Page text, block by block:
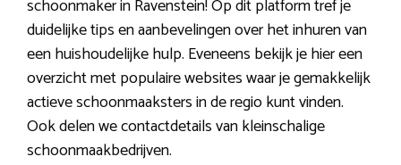
schoonmaker in Ravenstein! Op dit platform tref je
duidelijke tips en aanbevelingen over het inhuren van
een huishoudelijke hulp. Eveneens bekijk je hier een
overzicht met populaire websites waar je gemakkelijk
actieve schoonmaaksters in de regio kunt vinden.
Ook delen we contactdetails van kleinschalige
schoonmaakbedrijven.